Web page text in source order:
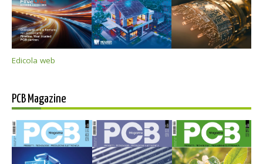
Edicola web
PCB Magazine